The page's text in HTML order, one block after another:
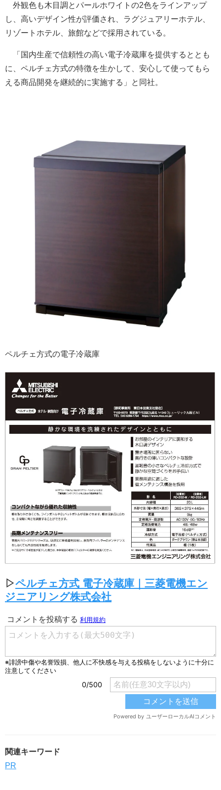
外観色も木目調とパールホワイトの2色をラインアップ
し、高いデザイン性が評価され、ラグジュアリーホテル、
リゾートホテル、旅館などで採用されている。
「国内生産で信頼性の高い電子冷蔵庫を提供するととも
に、ペルチェ方式の特徴を生かして、安心して使ってもら
える商品開発を継続的に実施する」と同社。
ペルチェ方式の電子冷蔵庫
▷ペルチェ方式 電子冷蔵庫｜三菱電機エン
ジニアリング株式会社
関連キーワード
PR